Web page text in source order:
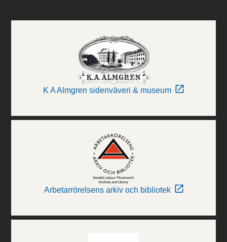
K A Almgren sidenväveri & museum
Arbetarrörelsens arkiv och bibliotek